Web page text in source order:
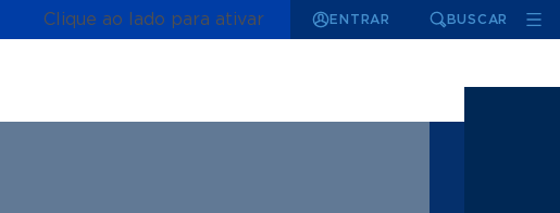
Clique ao lado para ativar ENTRAR BUSCAR